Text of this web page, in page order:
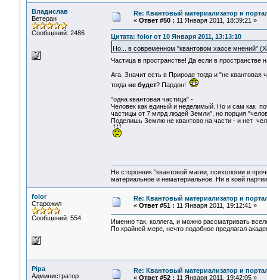
Владислав
Ветеран
Сообщений: 2486
Re: Квантовый материализатор и
« Ответ #50 : 11 Января 2011, 18:39:21 »
Цитата: folor от 10 Января 2011, 13:13:10
Но... в современном "квантовом хаосе мнений"
Частица в пространстве! Да если в
Ага. Значит есть в Природе тогда и "не
тогда не будет? Пардон!
"одна квантовая частица" -
Человек как единый и неделимый. Но и сам как
частицы от 7 млрд людей Земли", но порция
Поделишь Землю не квантово на части - и нет
Не сторонник "квантовой магии, психологии и
материальное и нематериальное. Ни в коей
folor
Старожил
Сообщений: 554
Re: Квантовый материализатор и
« Ответ #51 : 11 Января 2011, 19:12:41 »
Именно так, коллега, и можно рассматривать
По крайней мере, нечто подобное предлагал
Pipa
Администратор
Re: Квантовый материализатор и
« Ответ #52 : 11 Января 2011, 19:42:05 »